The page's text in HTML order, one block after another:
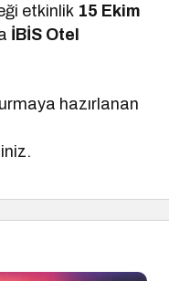
etkinlik 15 Ekim
İBİS Otel
hazırlanan